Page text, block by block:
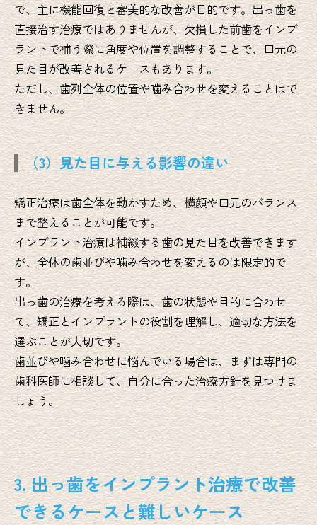
で、主に機能回復と審美的な改善が目的です。出っ歯を
直接治す治療ではありませんが、欠損した前歯をインプ
ラントで補う際に角度や位置を調整することで、口元の
見た目が改善されるケースもあります。
ただし、歯列全体の位置や噛み合わせを変えることはで
きません。
（3）見た目に与える影響の違い
矯正治療は歯全体を動かすため、横顔や口元のバランス
まで整えることが可能です。
インプラント治療は補綴する歯の見た目を改善できます
が、全体の歯並びや噛み合わせを変えるのは限定的で
す。
出っ歯の治療を考える際は、歯の状態や目的に合わせ
て、矯正とインプラントの役割を理解し、適切な方法を
選ぶことが大切です。
歯並びや噛み合わせに悩んでいる場合は、まずは専門の
歯科医師に相談して、自分に合った治療方針を見つけま
しょう。
3. 出っ歯をインプラント治療で改善
できるケースと難しいケース